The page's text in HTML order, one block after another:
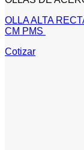
OLLA ALTA
CM PMS
Cotizar